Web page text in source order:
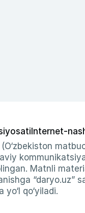
Internet-
Matnli
“daryo.uz”
qo‘yiladi.